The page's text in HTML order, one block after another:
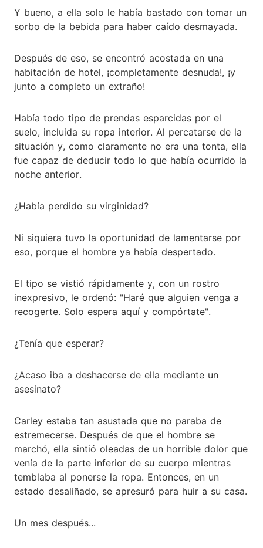
Y bueno, a ella solo le había bastado con tomar un
sorbo de la bebida para haber caído desmayada.
Después de eso, se encontró acostada en una
habitación de hotel, ¡completamente desnuda!, ¡y
junto a completo un extraño!
Había todo tipo de prendas esparcidas por el
suelo, incluida su ropa interior. Al percatarse de la
situación y, como claramente no era una tonta, ella
fue capaz de deducir todo lo que había ocurrido la
noche anterior.
¿Había perdido su virginidad?
Ni siquiera tuvo la oportunidad de lamentarse por
eso, porque el hombre ya había despertado.
El tipo se vistió rápidamente y, con un rostro
inexpresivo, le ordenó: "Haré que alguien venga a
recogerte. Solo espera aquí y compórtate".
¿Tenía que esperar?
¿Acaso iba a deshacerse de ella mediante un
asesinato?
Carley estaba tan asustada que no paraba de
estremecerse. Después de que el hombre se
marchó, ella sintió oleadas de un horrible dolor que
venía de la parte inferior de su cuerpo mientras
temblaba al ponerse la ropa. Entonces, en un
estado desaliñado, se apresuró para huir a su casa.
Un mes después...